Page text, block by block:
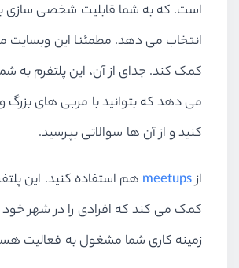
است. که به شما قابلیت شخصی سازی
انتخاب می دهد. مطمئنا این وبسایت
کمک کند. جدای از آن، این پلتفرم به
می دهد که بتوانید با مربی های بزرگ
کنید و از آن ها سوالاتی بپرسید.
ازmeetups هم استفاده کنید. این
کمک می کند که افرادی را در شهر خود
زمینه کاری شما مشغول به فعالیت